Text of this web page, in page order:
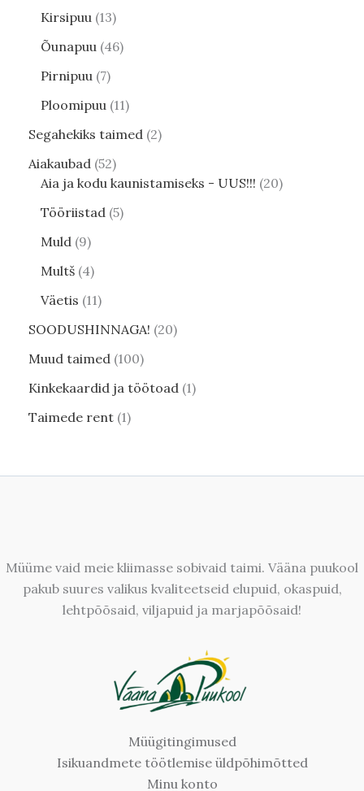
Kirsipuu 13
Õunapuu 46
Pirnipuu 7
Ploomipuu 11
Segahekiks taimed 2
Aiakaubad 52
Aia ja kodu kaunistamiseks - UUS!!! 20
Tööriistad 5
Muld 9
Multš 4
Väetis 11
SOODUSHINNAGA! 20
Muud taimed 100
Kinkekaardid ja töötoad 1
Taimede rent 1
Müüme vaid meie kliimasse sobivaid taimi. Vääna puukool
pakub suures valikus kvaliteetseid elupuid, okaspuid,
lehtpõõsaid, viljapuid ja marjapõõsaid!
Müügitingimused
Isikuandmete töötlemise üldpõhimõtted
Minu konto